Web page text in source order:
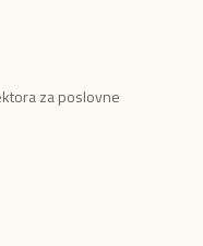
za poslovne